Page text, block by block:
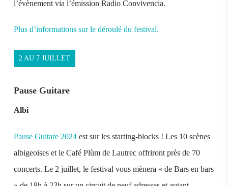
l’évènement via l’émission Radio Convivencia.
Plusd’informations sur le déroulé du festival.
2 AU 7 JUILLET
Pause Guitare
Albi
Pause Guitare 2024 est sur les starting-blocks ! Les 10 scènes
albigeoises et le Café Plùm de Lautrec offriront près de 70
concerts. Le 2 juillet, le festival vous mènera « de Bars en bars